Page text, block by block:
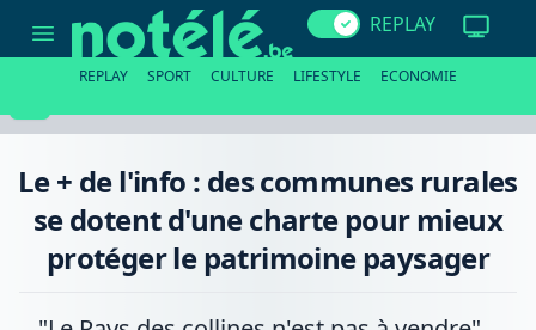
communes
dotent
charte
protéger
REPLAY
REPLAY SPORT CULTURE LIFESTYLE ECONOMIE
Le + de l'info : des communes rurales
se dotent d'une charte pour mieux
protéger le patrimoine paysager